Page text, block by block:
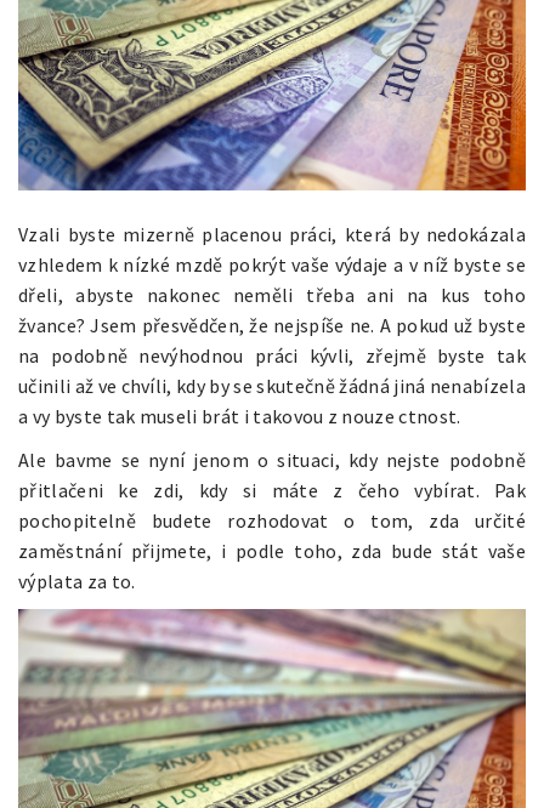
Vzali byste mizerně placenou práci, která by nedokázala
vzhledem k nízké mzdě pokrýt vaše výdaje a v níž byste se
dřeli, abyste nakonec neměli třeba ani na kus toho
žvance? Jsem přesvědčen, že nejspíše ne. A pokud už byste
na podobně nevýhodnou práci kývli, zřejmě byste tak
učinili až ve chvíli, kdy by se skutečně žádná jiná nenabízela
a vy byste tak museli brát i takovou z nouze ctnost.
Ale bavme se nyní jenom o situaci, kdy nejste podobně
přitlačeni ke zdi, kdy si máte z čeho vybírat. Pak
pochopitelně budete rozhodovat o tom, zda určité
zaměstnání přijmete, i podle toho, zda bude stát vaše
výplata za to.